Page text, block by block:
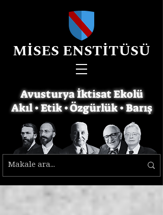
MİSES ENSTİTÜSÜ
Avusturya İktisat Ekolü
Akıl • Etik • Özgürlük • Barış